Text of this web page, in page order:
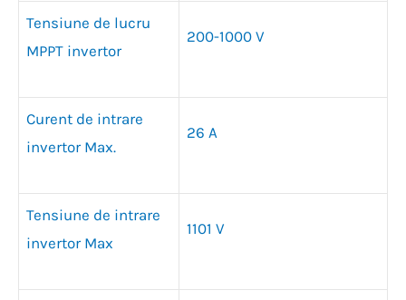
Tensiune de lucru
MPPT invertor
200-1000 V
Curent de intrare
invertor Max.
26 A
Tensiune de intrare
invertor Max
1101 V